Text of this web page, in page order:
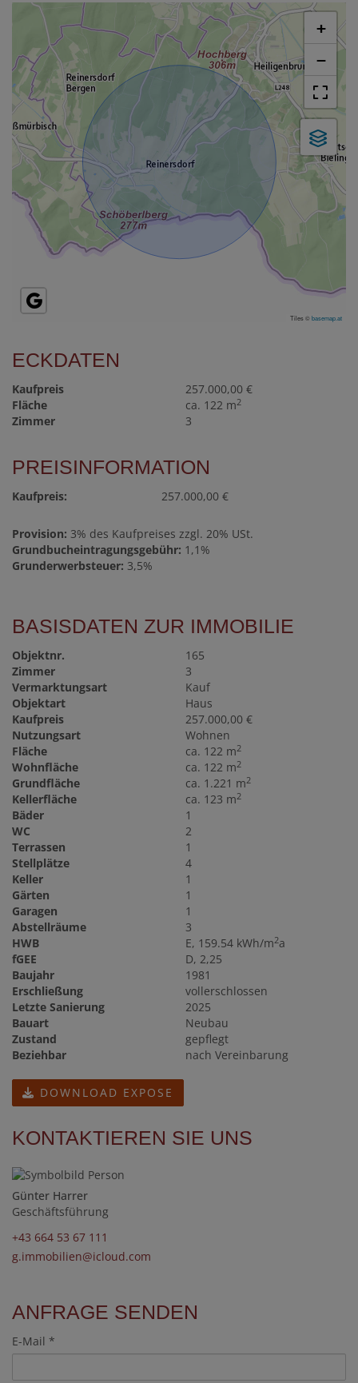
+
−
Tiles ©basemap.at
ECKDATEN
Kaufpreis
257.000,00 €
Fläche
ca. 122 m2
Zimmer 3
PREISINFORMATION
Kaufpreis: 257.000,00 €
Provision: 3% des Kaufpreises zzgl. 20% USt.
Grundbucheintragungsgebühr: 1,1%
Grunderwerbsteuer: 3,5%
BASISDATEN ZUR IMMOBILIE
Objektnr.
165
Zimmer
3
Vermarktungsart
Kauf
Objektart
Haus
Kaufpreis
257.000,00 €
Nutzungsart
Wohnen
Fläche
ca. 122 m2
Wohnfläche ca. 122 m2
Grundfläche ca. 1.221 m2
Kellerfläche ca. 123 m2
Bäder
1
WC
2
Terrassen
1
Stellplätze
4
Keller
1
Gärten
1
Garagen
1
Abstellräume
3
HWB
E, 159.54 kWh/m2a
fGEE
D, 2,25
Baujahr
1981
Erschließung
vollerschlossen
Letzte Sanierung
2025
Bauart
Neubau
Zustand
gepflegt
Beziehbar
nach Vereinbarung
DOWNLOAD EXPOSE
KONTAKTIEREN SIE UNS
Günter Harrer
Geschäftsführung
+43 664 53 67 111
g.immobilien@icloud.com
ANFRAGE SENDEN
E-Mail